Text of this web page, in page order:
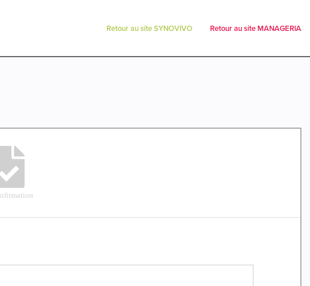
Retour au site SYNOVIVO Retour au site MANAGERIA